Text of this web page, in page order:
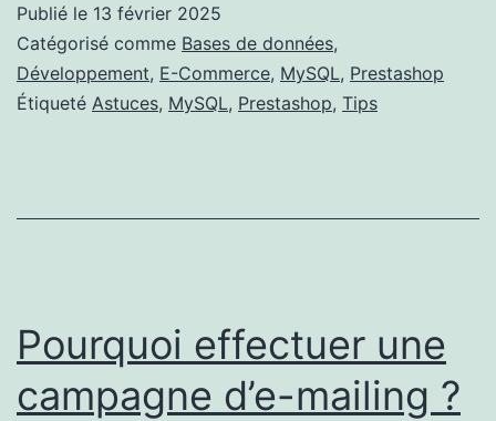
TVA
Publié le 13 février 2025
Catégorisé comme Bases de données,
Développement, E-Commerce, MySQL, Prestashop
Étiqueté Astuces, MySQL, Prestashop, Tips
Pourquoi effectuer une
campagne d’e-mailing ?